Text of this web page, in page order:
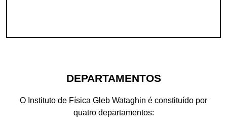
DEPARTAMENTOS
O Instituto de Física Gleb Wataghin é constituído por
quatro departamentos: